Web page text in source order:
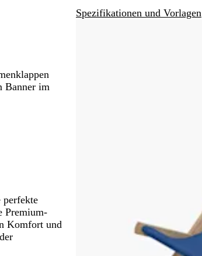
Schwenken.Spezifikationen und Vorlagen
Banner im
perfekte
Premium-
Komfort und